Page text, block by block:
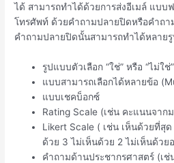
ได้ สามารถทำได้ด้วยการส่งอีเมล์ แบบ
โทรศัพท์ ด้วยคำถามปลายปิดหรือคำถา
คำถามปลายปิดนั้นสามารถทำได้หลาย
รูปแบบตัวเลือก “ใช่” หรือ “ไม่ใช่”
แบบสามารถเลือกได้หลายข้อ
แบบเชคบ็อกซ์
Rating Scale (เช่น คะแนนจาก
Likert Scale ( เช่น เห็นด้วยที่สุ
ด้วย 3 ไม่เห็นด้วย 2 ไม่เห็นด้วย
คำถามด้านประชากรศาสตร์ (เช่